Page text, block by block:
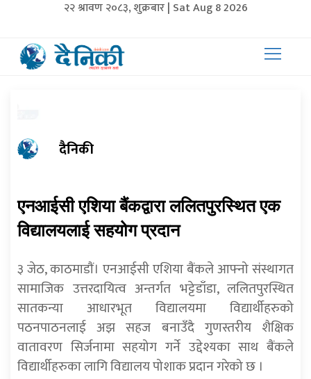
२२ श्रावण २०८३, शुक्रबार | Sat Aug 8 2026
दैनिकी
एनआईसी एशिया बैंकद्वारा ललितपुरस्थित एक
विद्यालयलाई सहयोग प्रदान
३ जेठ, काठमाडाैं। एनआईसी एशिया बैंकले आफ्नो संस्थागत
सामाजिक उत्तरदायित्व अन्तर्गत भट्टेडाँडा, ललितपुरस्थित
सातकन्या आधारभूत विद्यालयमा विद्यार्थीहरुको
पठनपाठनलाई अझ सहज बनाउँदै गुणस्तरीय शैक्षिक
वातावरण सिर्जनामा सहयोग गर्ने उद्देश्यका साथ बैंकले
विद्यार्थीहरुका लागि विद्यालय पोशाक प्रदान गरेको छ ।